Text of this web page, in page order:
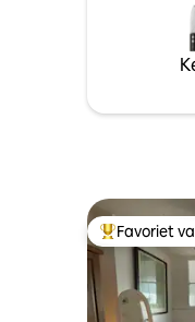
wasruimte,
grote
Topfavoriet
Favoriet